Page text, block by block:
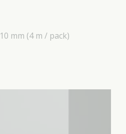
10 mm (4 m / pack)